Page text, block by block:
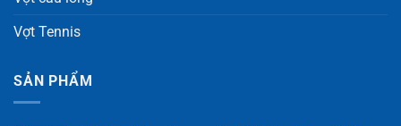
Vợt Tennis
SẢN PHẨM